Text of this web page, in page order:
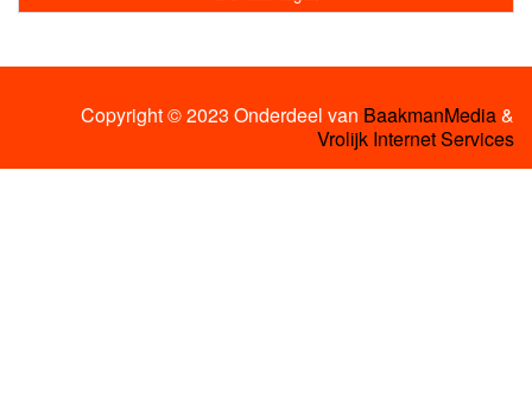
Copyright © 2023 Onderdeel van BaakmanMedia&
Vrolijk Internet Services